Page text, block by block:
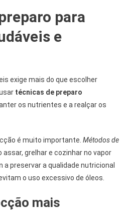
para
e
exige mais do que escolher
técnicas de preparo
os nutrientes e a realçar os
é muito importante. Métodos de
grelhar e cozinhar no vapor
a preservar a qualidade nutricional
o uso excessivo de óleos.
mais